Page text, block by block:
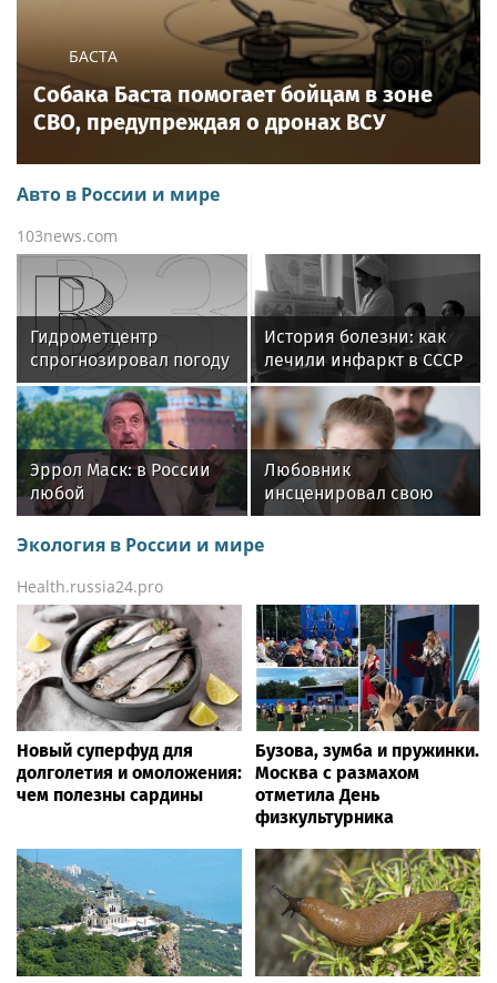
БАСТА
Собака Баста помогает бойцам в зоне
СВО, предупреждая о дронах ВСУ
Авто в России и мире
103news.com
Гидрометцентр
спрогнозировал погоду
без дождя в Москве
История болезни: как
лечили инфаркт в СССР
и как это делают
сейчас
Эррол Маск: в России
любой
здравомыслящий
человек был бы
Любовник
инсценировал свою
смерть, чтобы не
платить за аборт
Экология в России и мире
Health.russia24.pro
Новый суперфуд для
долголетия и омоложения:
чем полезны сардины
Бузова, зумба и пружинки.
Москва с размахом
отметила День
физкультурника